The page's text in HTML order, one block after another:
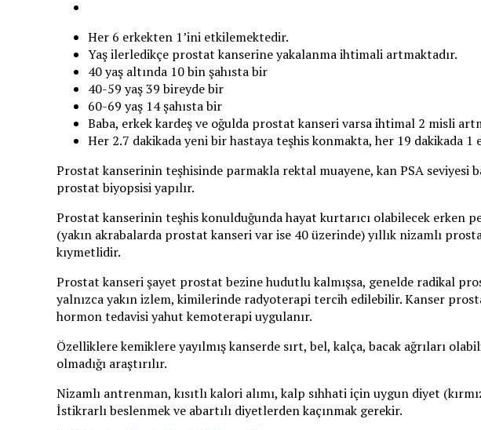
Her 6 erkekten 1’ini etkilemektedir.
Yaş ilerledikçe prostat kanserine yakalanma ihtimali artmaktadır.
40 yaş altında 10 bin şahısta bir
40-59 yaş 39 bireyde bir
60-69 yaş 14 şahısta bir
Baba, erkek kardeş ve oğulda prostat kanseri varsa ihtimal 2 misli
Her 2.7 dakikada yeni bir hastaya teşhis konmakta, her 19 dakikada
Prostat kanserinin teşhisinde parmakla rektal muayene, kan PSA seviyesi
prostat biyopsisi yapılır.
Prostat kanserinin teşhis konulduğunda hayat kurtarıcı olabilecek erken
(yakın akrabalarda prostat kanseri var ise 40 üzerinde) yıllık nizamlı
kıymetlidir.
Prostat kanseri şayet prostat bezine hudutlu kalmışsa, genelde radikal
yalnızca yakın izlem, kimilerinde radyoterapi tercih edilebilir. Kanser
hormon tedavisi yahut kemoterapi uygulanır.
Özelliklere kemiklere yayılmış kanserde sırt, bel, kalça, bacak ağrıları
olmadığı araştırılır.
Nizamlı antrenman, kısıtlı kalori alımı, kalp sıhhati için uygun diyet
İstikrarlı beslenmek ve abartılı diyetlerden kaçınmak gerekir.